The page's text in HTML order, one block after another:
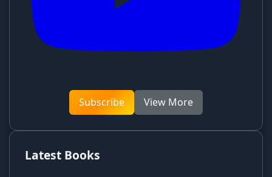
Subscribe View More
Latest Books